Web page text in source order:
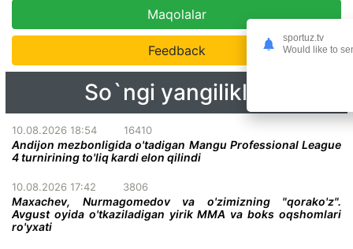
Maqolalar
Feedback
So`ngi yangiliklar
10.08.2026 18:54 16410
Andijon mezbonligida o'tadigan Mangu Professional League
4 turnirining to'liq kardi elon qilindi
10.08.2026 17:42 3806
Maxachev, Nurmagomedov va o'zimizning "qorako'z".
Avgust oyida o'tkaziladigan yirik MMA va boks oqshomlari
ro'yxati
sportuz.tv
Would like to